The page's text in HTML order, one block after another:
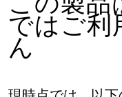
ではご利
ん